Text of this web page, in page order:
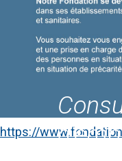
https://
Le
CRPF